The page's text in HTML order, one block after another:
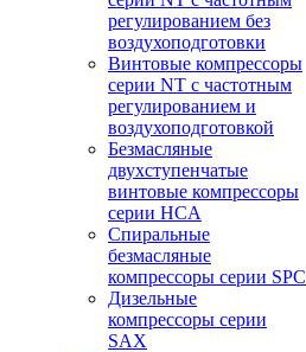
регулированием без
воздухоподготовки
Винтовые компрессоры
серии NT с частотным
регулированием и
воздухоподготовкой
Безмасляные
двухступенчатые
винтовые компрессоры
серии HCA
Спиральные
безмасляные
компрессоры серии SPC
Дизельные
компрессоры серии
SAX